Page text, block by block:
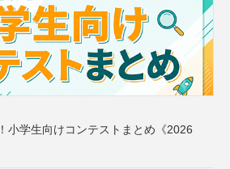
小学生向けコンテストまとめ《2026